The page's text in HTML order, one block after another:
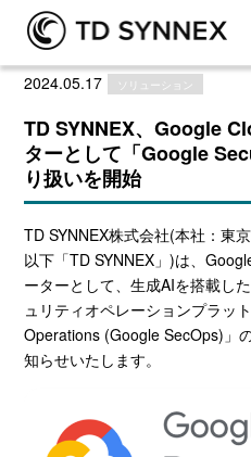
2024.05.17 ソリューション
TD SYNNEX、Google
ターとして「Google
り扱いを開始
TD SYNNEX株式会社(本社：東
以下「TD SYNNEX 」)は、
ーターとして、生成AIを搭載し
ュリティオペレーションプラッ
Operations (Google SecOps) 」
知らせいたします。